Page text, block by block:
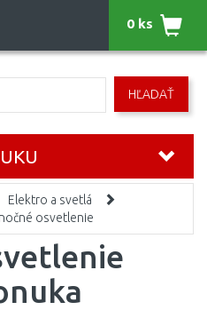
HĽADAŤ
0 ks
Elektro a svetlá
osvetlenie